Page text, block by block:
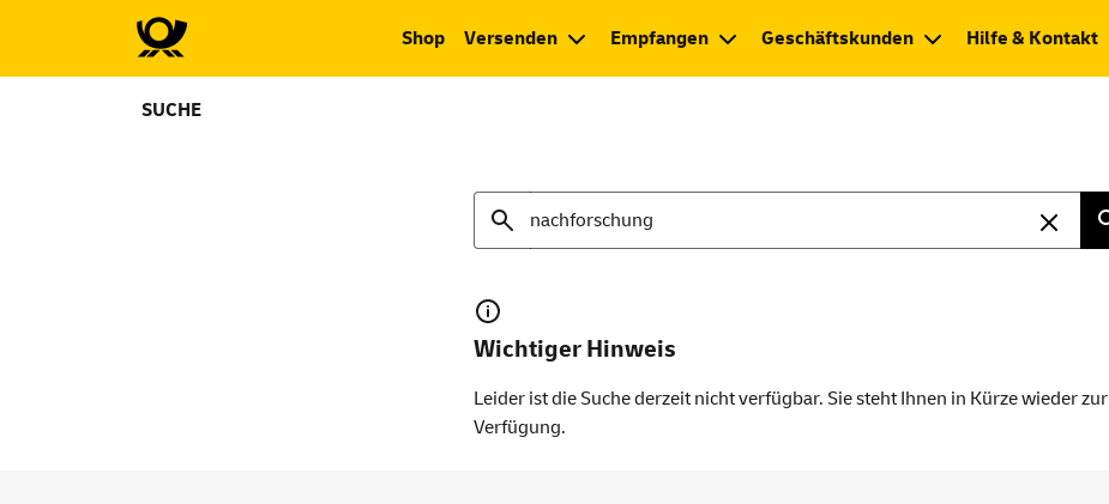
Shop Versenden Empfangen Geschäftskunden Hilfe & Kontakt
SUCHE
Wichtiger Hinweis
Leider ist die Suche derzeit nicht verfügbar. Sie steht Ihnen in Kürze wieder zur
Verfügung.